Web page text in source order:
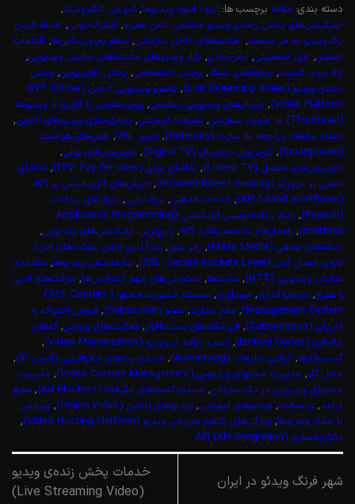
دسته بندی: مقاله برچسب ها: آپلود انبوه ویدیوها, آموزش الکترونیک,
اپلیکیشن‌های پخش زنده‌ی ویدیو مختص تلفن همراه, اشتراک پولی, اضافه کردن
یک ویدیو به هر صفحه, اطلاعیه‌های داخل سازمانی, اعلام به‌روزرسانی‌ها, اقدامات
امنیتی, امور تحصیلی, ایمن‌سازی, بازار ویدیوهای سامانه‌های نمایش ویدیویی,
بالا بردن امنیت, برنامه‌های شبکه, پخش اختصاصی, پخش تلویزیونی, پخش
زنده‌ی ویدیو (Live Streaming Video)
,
پلتفرم ویدیویی آنلاین (OVP: Online
Video Platform)
, پورتال‌های ویدیویی سفارشی, پیش‌نمایش یا کاوری از ویدیوها
(Thumbnail) به صورت سفارشی
, تبلیغات اینترنتی, تجاری‌سازی ویدیوهای آنلاین,
تعداد دفعات مراجعه به سایت (Referrals)
, تغییر URL , تلفن‌های هوشمند
(Smartphone)
, تلویزیون دیجیتال (Digital TV) , تلویزیون‌های پولی,
تلویزیون‌های متصل (Linked TV)
, تماشای پولی (PPV: Pay-Per-View) , تماشای
مبتنی بر مرورگر (Browser-Based Viewing)
,
جریان‌های کاری مبتنی بر API
(API-based workflows)
, خدمات مذهبی, درآمدزایی, دیوارهای پرداخت
(Paywall)
,
رابط برنامه‌نویسی اپلیکیشن (Application Programming
Interface)
, راه‌حل‌های منحصر‌به‌فرد API , رایج‌ترین اپلیکیشن‌های ویدیویی,
رسانه‌های جمعی (Mass Media)
, رمز عبور, رمزگذاری لایه‌ی سوکت‌های امن/
لایه‌ی اتصال‌ امن (SSL: Secure Sockets Layer)
, سازماندهی ویدیوها, سامانه‌ی
نمایش ویدیویی (OTT)
, سایت‌ها, سخنرانی‌های مهم کنفرانس‌ها, سرقت‌های ادبی
و هنری, سرمایه‌گذاری, سودآوری,
سیستم مدیریت محتوا ( CMS: Content
Management System)
, عالم تجارت, عضو (Subscriber) , فروش اشتراک به
کاربران (Subscription)
, فروشگاه‌های سخت‌افزار, فعالیت‌های ورزشی,کدهای
جاسازی (Embed Codes)
,کسب درآمد از ویدیو (Video Monetization)
,
کسب‌وکارها, گرفتن تبلیغات (Advertising) , محدودیت‌های جغرافیایی (آدرس IP)
,
محل کار, مدیریت محتوای ویدیویی (Video Content Management) , مدیریت
محتوای ویدیویی در یک سازمان, مسدودکننده‌های تبلیغات (Ad Blockers) , منبع
درآمد, وب‌سایت, ویدیوهای آموزشی, ویدیوهای آنلاین (Online Video) , ویرایش
یا حذف ویدیوها, ویژگی‌های پلتفرم میزبانی ویدیو (Video Hosting Platform)
,
یکپارچه‌سازی API (API integration)
شهر فرنگ ویدئو در ایران
خدمات پخش زنده‌ی ویدیو
(Live Streaming Video)